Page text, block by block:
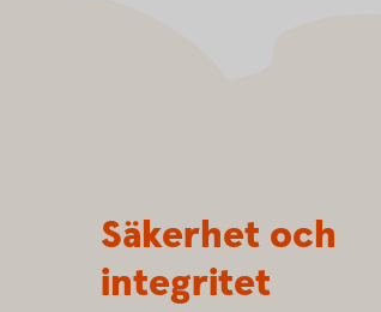
Säkerhet och
integritet